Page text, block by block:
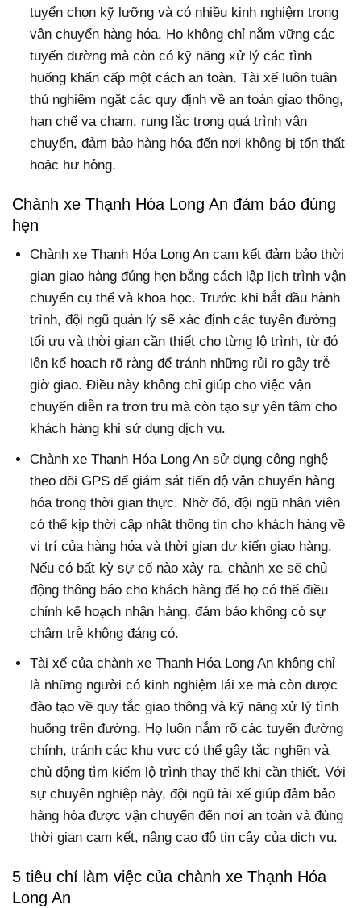
tuyển chọn kỹ lưỡng và có nhiều kinh nghiệm trong
vận chuyển hàng hóa. Họ không chỉ nắm vững các
tuyến đường mà còn có kỹ năng xử lý các tình
huống khẩn cấp một cách an toàn. Tài xế luôn tuân
thủ nghiêm ngặt các quy định về an toàn giao thông,
hạn chế va chạm, rung lắc trong quá trình vận
chuyển, đảm bảo hàng hóa đến nơi không bị tổn thất
hoặc hư hỏng.
Chành xe Thạnh Hóa Long An đảm bảo đúng
hẹn
Chành xe Thạnh Hóa Long An cam kết đảm bảo thời
gian giao hàng đúng hẹn bằng cách lập lịch trình vận
chuyển cụ thể và khoa học. Trước khi bắt đầu hành
trình, đội ngũ quản lý sẽ xác định các tuyến đường
tối ưu và thời gian cần thiết cho từng lộ trình, từ đó
lên kế hoạch rõ ràng để tránh những rủi ro gây trễ
giờ giao. Điều này không chỉ giúp cho việc vận
chuyển diễn ra trơn tru mà còn tạo sự yên tâm cho
khách hàng khi sử dụng dịch vụ.
Chành xe Thạnh Hóa Long An sử dụng công nghệ
theo dõi GPS để giám sát tiến độ vận chuyển hàng
hóa trong thời gian thực. Nhờ đó, đội ngũ nhân viên
có thể kịp thời cập nhật thông tin cho khách hàng về
vị trí của hàng hóa và thời gian dự kiến giao hàng.
Nếu có bất kỳ sự cố nào xảy ra, chành xe sẽ chủ
động thông báo cho khách hàng để họ có thể điều
chỉnh kế hoạch nhận hàng, đảm bảo không có sự
chậm trễ không đáng có.
Tài xế của chành xe Thạnh Hóa Long An không chỉ
là những người có kinh nghiệm lái xe mà còn được
đào tạo về quy tắc giao thông và kỹ năng xử lý tình
huống trên đường. Họ luôn nắm rõ các tuyến đường
chính, tránh các khu vực có thể gây tắc nghẽn và
chủ động tìm kiếm lộ trình thay thế khi cần thiết. Với
sự chuyên nghiệp này, đội ngũ tài xế giúp đảm bảo
hàng hóa được vận chuyển đến nơi an toàn và đúng
thời gian cam kết, nâng cao độ tin cậy của dịch vụ.
5 tiêu chí làm việc của chành xe Thạnh Hóa
Long An